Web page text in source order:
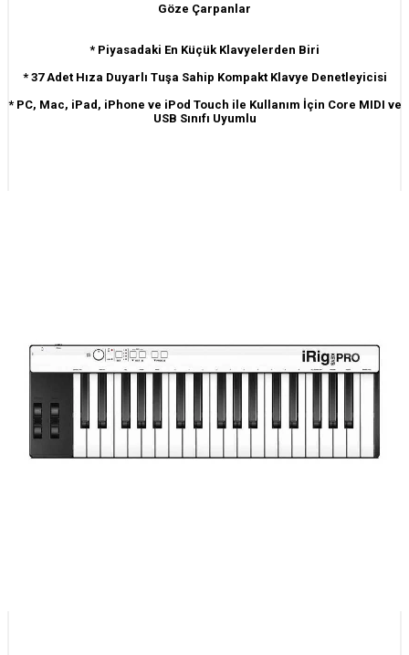
Göze Çarpanlar
* Piyasadaki En Küçük Klavyelerden Biri
* 37 Adet Hıza Duyarlı Tuşa Sahip Kompakt Klavye Denetleyicisi
* PC, Mac, iPad, iPhone ve iPod Touch ile Kullanım İçin Core MIDI ve
USB Sınıfı Uyumlu